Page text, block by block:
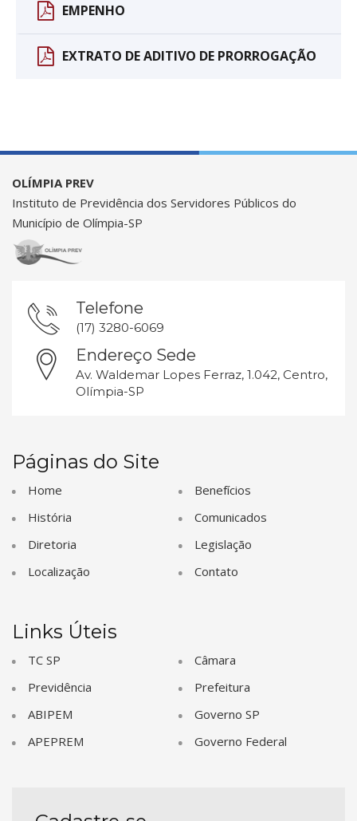
EMPENHO
EXTRATO DE ADITIVO DE PRORROGAÇÃO
OLÍMPIA PREV
Instituto de Previdência dos Servidores Públicos do
Município de Olímpia-SP
Telefone
(17) 3280-6069
Endereço Sede
Av. Waldemar Lopes Ferraz, 1.042, Centro,
Olímpia-SP
Páginas do Site
Home
História
Diretoria
Localização
Benefícios
Comunicados
Legislação
Contato
Links Úteis
TC SP
Previdência
ABIPEM
APEPREM
Câmara
Prefeitura
Governo SP
Governo Federal